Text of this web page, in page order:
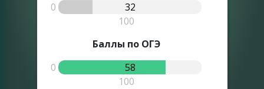
0
32
100
Баллы по ОГЭ
0
58
100